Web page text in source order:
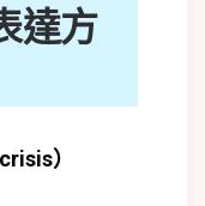
達方
）